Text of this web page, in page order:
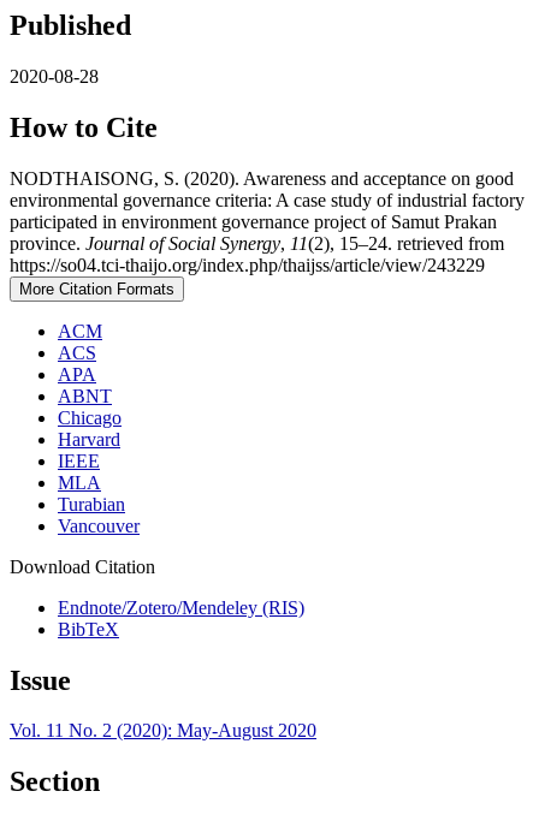
Published
2020-08-28
How to Cite
NODTHAISONG, S. (2020). Awareness and acceptance on good
environmental governance criteria: A case study of industrial factory
participated in environment governance project of Samut Prakan
province. Journal of Social Synergy, 11(2), 15–24. retrieved from
https://so04.tci-thaijo.org/index.php/thaijss/article/view/243229
More Citation Formats
ACM
ACS
APA
ABNT
Chicago
Harvard
IEEE
MLA
Turabian
Vancouver
Download Citation
Endnote/Zotero/Mendeley (RIS)
BibTeX
Issue
Vol. 11 No. 2 (2020): May-August 2020
Section